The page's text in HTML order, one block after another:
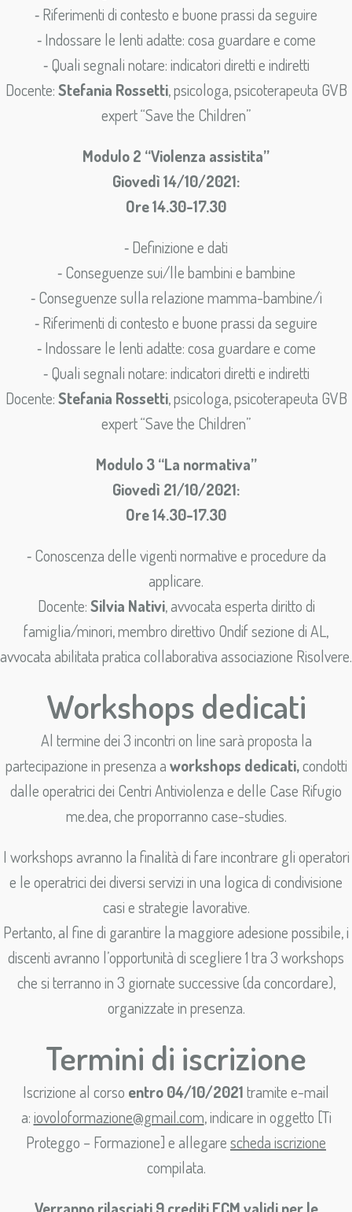
⁃ Riferimenti di contesto e buone prassi da seguire
⁃ Indossare le lenti adatte: cosa guardare e come
⁃ Quali segnali notare: indicatori diretti e indiretti
Docente:Stefania Rossetti, psicologa, psicoterapeuta GVB
expert “Save the Children”
Modulo 2 “Violenza assistita”
Giovedì 14/10/2021:
Ore 14.30-17.30
⁃ Definizione e dati
⁃ Conseguenze sui/lle bambini e bambine
⁃ Conseguenze sulla relazione mamma-bambine/i
⁃ Riferimenti di contesto e buone prassi da seguire
⁃ Indossare le lenti adatte: cosa guardare e come
⁃ Quali segnali notare: indicatori diretti e indiretti
Docente:Stefania Rossetti, psicologa, psicoterapeuta GVB
expert “Save the Children”
Modulo 3 “La normativa”
Giovedì 21/10/2021:
Ore 14.30-17.30
⁃ Conoscenza delle vigenti normative e procedure da
applicare.
Docente:Silvia Nativi, avvocata esperta diritto di
famiglia/minori, membro direttivo Ondif sezione di AL,
avvocata abilitata pratica collaborativa associazione Risolvere.
Workshops dedicati
Al termine dei 3 incontri on line sarà proposta la
partecipazione in presenza aworkshops dedicati,condotti
dalle operatrici dei Centri Antiviolenza e delle Case Rifugio
me.dea, che proporranno case-studies.
I workshops avranno la finalità di fare incontrare gli operatori
e le operatrici dei diversi servizi in una logica di condivisione
casi e strategie lavorative.
Pertanto, al fine di garantire la maggiore adesione possibile, i
discenti avranno l’opportunità di scegliere 1 tra 3 workshops
che si terranno in 3 giornate successive (da concordare),
organizzate in presenza.
Termini di iscrizione
Iscrizione al corso entro 04/10/2021tramite e-mail
a:iovoloformazione@gmail.com, indicare in oggetto [Ti
Proteggo – Formazione] e allegarescheda iscrizione
compilata.